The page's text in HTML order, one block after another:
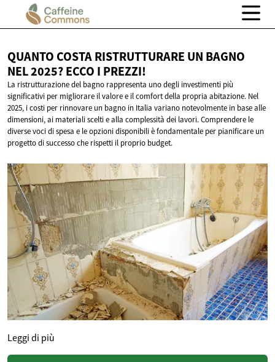
QUANTO COSTA RISTRUTTURARE UN BAGNO
NEL 2025? ECCO I PREZZI!
La ristrutturazione del bagno rappresenta uno degli investimenti più
significativi per migliorare il valore e il comfort della propria abitazione. Nel
2025, i costi per rinnovare un bagno in Italia variano notevolmente in base alle
dimensioni, ai materiali scelti e alla complessità dei lavori. Comprendere le
diverse voci di spesa e le opzioni disponibili è fondamentale per pianificare un
progetto di successo che rispetti il proprio budget.
Leggi di più